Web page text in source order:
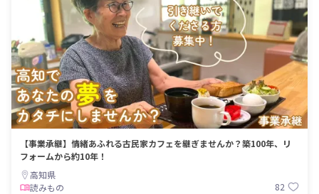
【事業承継】情緒あふれる古民家カフェを継ぎませんか？築100年、リ
フォームから約10年！
高知県
読みもの
82